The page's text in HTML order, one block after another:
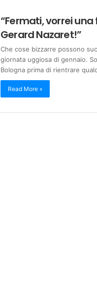
“Fermati, vorrei
Gerard Nazaret!”
Che cose bizzarre possono
giornata uggiosa di gennaio.
Bologna prima di rientrare
Read More »